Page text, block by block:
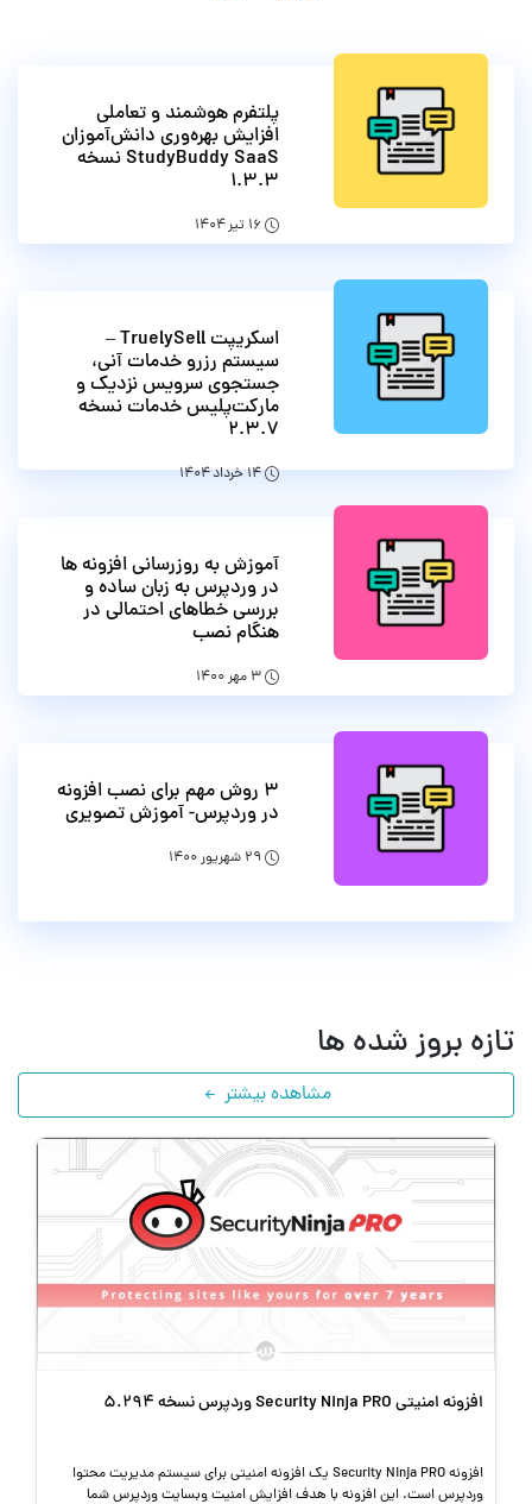
پلتفرم هوشمند و تعاملی
افزایش بهره‌وری دانش‌آموزان
StudyBuddy SaaS نسخه
1.3.3
۱۶ تیر ۱۴۰۴
اسکریپت TruelySell –
سیستم رزرو خدمات آنی،
جستجوی سرویس نزدیک و
مارکت‌پلیس خدمات نسخه
2.3.7
۱۴ خرداد ۱۴۰۴
آموزش به روزرسانی افزونه ها
در وردپرس به زبان ساده و
بررسی خطاهای احتمالی در
هنگام نصب
۳ مهر ۱۴۰۰
۳ روش مهم برای نصب افزونه
در وردپرس- آموزش تصویری
تازه بروز شده ها
مشاهده بیشتر
افزونه طراحی محصول در ووکامرس Lumise Product Designer
افزونه Lumise Product Designer یک افزونه حرفه ای وردپرس و افزونه
مشتریان خود بدهید. این افزونه به […]